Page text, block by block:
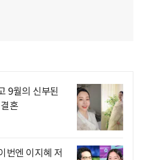
9월의 신부된
혼
번엔 이지혜 저